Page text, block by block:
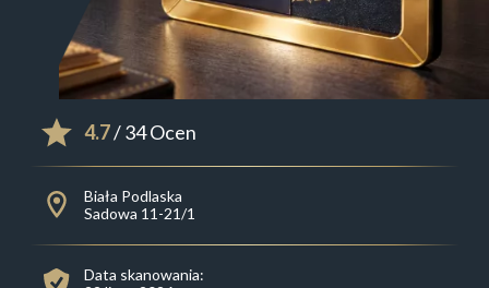
4.7/ 34 Ocen
Biała Podlaska
Sadowa 11-21/1
Data skanowania: